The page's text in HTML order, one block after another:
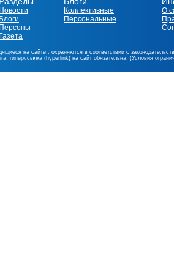
Новости
Блоги
Персоны
Газета
Коллективные
Персональные
О
на сайте , охраняются в соответствии с
гиперссылка (hyperlink) на сайт обязательна. (Условия